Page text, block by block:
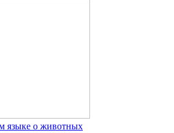
языке о животных